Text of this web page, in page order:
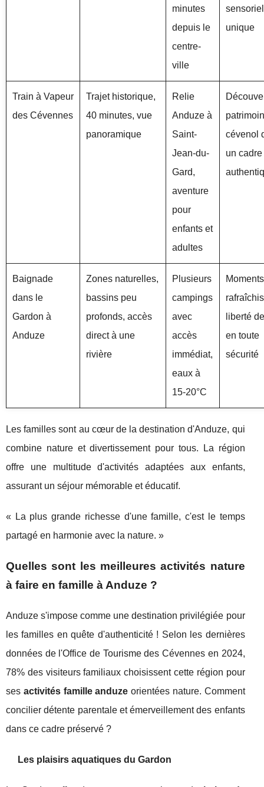
minutes
depuis le
centre-
ville
unique
Train à Vapeur
des Cévennes
Trajet historique,
40 minutes, vue
panoramique
Relie
Anduze à
Saint-
Jean-du-
Gard,
aventure
pour
enfants et
adultes
cévenol
un cadre
Baignade
dans le
Gardon à
Anduze
Zones naturelles,
bassins peu
profonds, accès
direct à une
rivière
Plusieurs
campings
avec
accès
immédiat,
eaux à
15-20°C
Moments
liberté
en toute
sécurité
Les familles sont au cœur de la destination d'Anduze, qui
combine nature et divertissement pour tous. La région
offre une multitude d'activités adaptées aux enfants,
assurant un séjour mémorable et éducatif.
« La plus grande richesse d'une famille, c'est le temps
partagé en harmonie avec la nature. »
Quelles sont les meilleures activités nature
à faire en famille à Anduze ?
Anduze s'impose comme une destination privilégiée pour
les familles en quête d'authenticité ! Selon les dernières
données de l'Office de Tourisme des Cévennes en 2024,
78% des visiteurs familiaux choisissent cette région pour
ses activités famille anduze orientées nature. Comment
concilier détente parentale et émerveillement des enfants
dans ce cadre préservé ?
Les plaisirs aquatiques du Gardon